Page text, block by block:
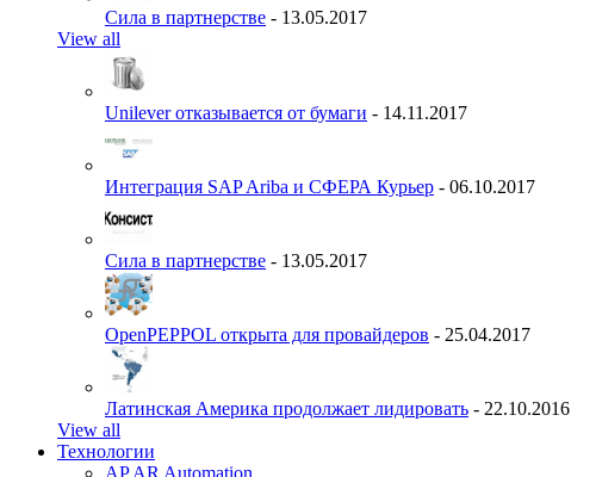
Сила в партнерстве - 13.05.2017
View all
Unilever отказывается от бумаги - 14.11.2017
Интеграция SAP Ariba и СФЕРА Курьер - 06.10.2017
Сила в партнерстве - 13.05.2017
OpenPEPPOL открыта для провайдеров - 25.04.2017
Латинская Америка продолжает лидировать - 22.10.2016
View all
Технологии